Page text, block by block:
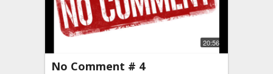
20:56
No Comment # 4